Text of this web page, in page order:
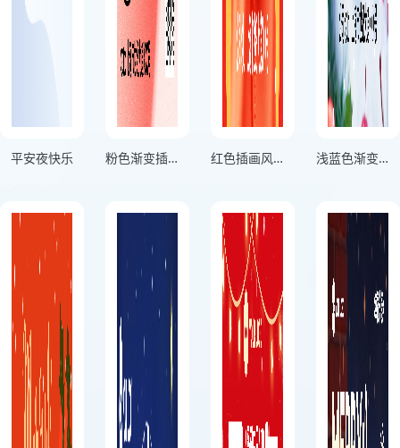
平安夜快乐 粉色渐变插画风格平安夜快乐APPLE竖版平安夜海报 红色插画风格平安夜安康正方形平安夜海报 浅蓝色渐变插画风格温暖平安夜钟声响喜乐添竖版平安夜海报